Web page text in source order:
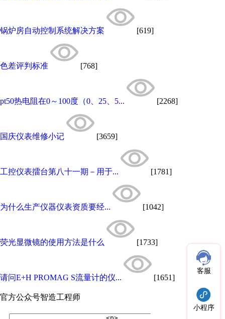
锅炉房自动控制系统解决方案 [619]
色差评判标准 [768]
pt50热电阻在0～100度（0、25、5... [2268]
国庆仪表维修小记 [3659]
工控仪表擂台第八十一期－用于... [1781]
为什么生产仪器仪表资质要经... [1042]
荧光显微镜的使用方法是什么 [1733]
请问E+H PROMAG S流量计的仪... [1651]
官方公众号智造工程师
客服
小程序